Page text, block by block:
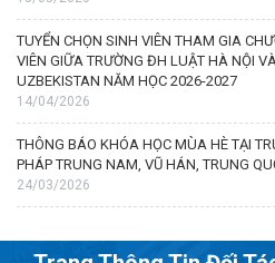
TUYỂN CHỌN SINH VIÊN THAM GIA
VIÊN GIỮA TRƯỜNG ĐH LUẬT HÀ NỘI
UZBEKISTAN NĂM HỌC 2026-2027
14/04/2026
THÔNG BÁO KHÓA HỌC MÙA HÈ TẠI
PHÁP TRUNG NAM, VŨ HÁN, TRUNG
24/03/2026